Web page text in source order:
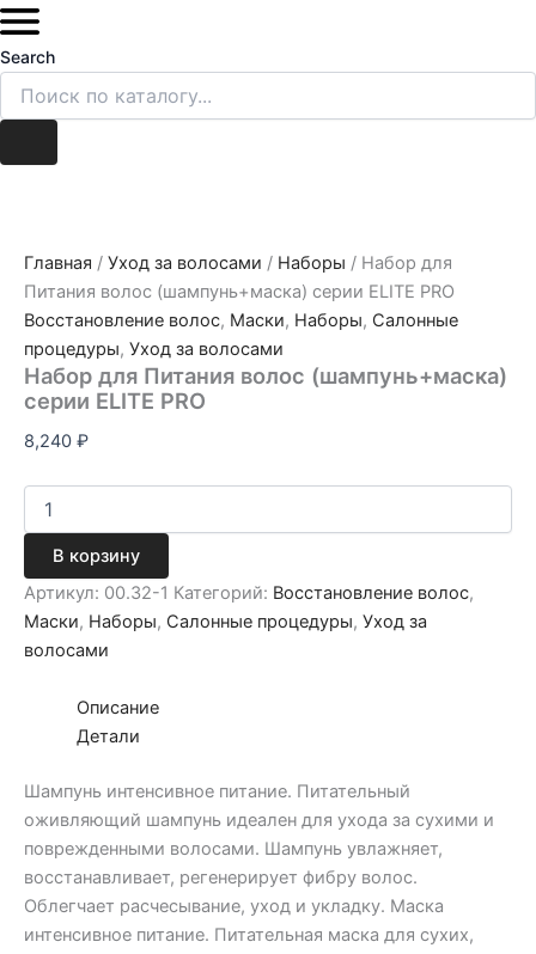
Search
Главная / Уход за волосами / Наборы / Набор для
Питания волос (шампунь+маска) серии ELITE PRO
Восстановление волос, Маски, Наборы, Салонные
процедуры, Уход за волосами
Набор для Питания волос (шампунь+маска)
серии ELITE PRO
8,240 ₽
В корзину
Артикул: 00.32-1 Категорий: Восстановление волос,
Маски, Наборы, Салонные процедуры, Уход за
волосами
Описание
Детали
Шампунь интенсивное питание. Питательный
оживляющий шампунь идеален для ухода за сухими и
поврежденными волосами. Шампунь увлажняет,
восстанавливает, регенерирует фибру волос.
Облегчает расчесывание, уход и укладку. Маска
интенсивное питание. Питательная маска для сухих,